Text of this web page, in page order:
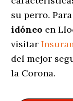
su perro.
idóneo en
visitar
del mejor
la Corona.